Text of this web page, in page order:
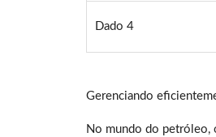
Dado 4
Gerenciando
No mundo do petróleo,